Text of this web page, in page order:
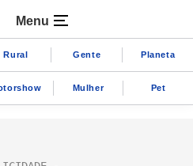
Menu
Rural Gente Planeta
Mulher Pet